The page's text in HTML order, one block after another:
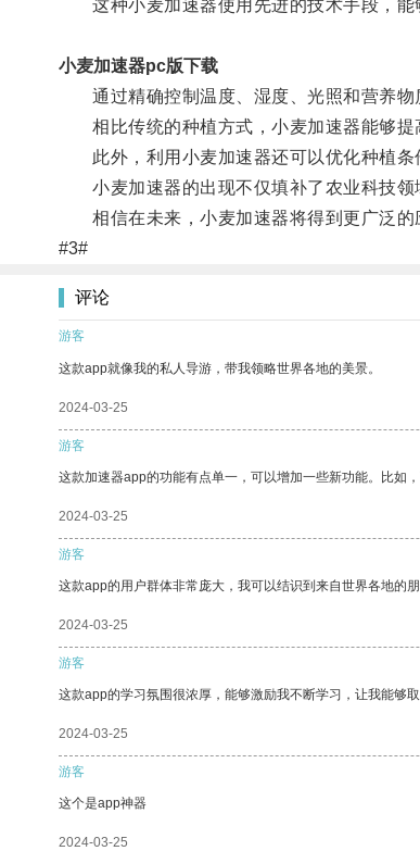
这种小麦加速器使用先进的技术手段，能
小麦加速器pc版下载
通过精确控制温度、湿度、光照和营养物
相比传统的种植方式，小麦加速器能够提
此外，利用小麦加速器还可以优化种植条
小麦加速器的出现不仅填补了农业科技领
相信在未来，小麦加速器将得到更广泛的
#3#
评论
游客
这款app就像我的私人导游，带我领略世界各地的美景。
2024-03-25
游客
这款加速器app的功能有点单一，可以增加一些新功能。比如
2024-03-25
游客
这款app的用户群体非常庞大，我可以结识到来自世界各地的朋
2024-03-25
游客
这款app的学习氛围很浓厚，能够激励我不断学习，让我能够取
2024-03-25
游客
这个是app神器
2024-03-25